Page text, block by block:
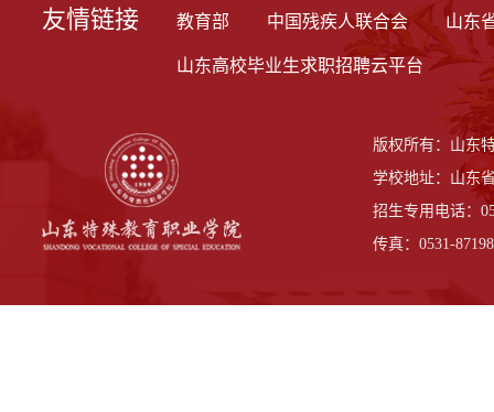
友情链接 教育部 中国残疾人联合会 山东
山东高校毕业生求职招聘云平台
版权所有：山
学校地址：山东
招生专用电话：
传真：0531-